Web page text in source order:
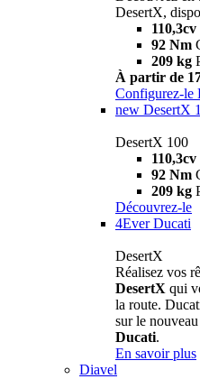
DesertX,
110,3cv
92 Nm
209 kg
À partir de
Configurez-le
new DesertX
DesertX 100
110,3cv
92 Nm
209 kg
Découvrez-le
4Ever Ducati
DesertX
Réalisez vos
DesertX qui
la route.
sur le
Ducati.
En savoir plus
Diavel